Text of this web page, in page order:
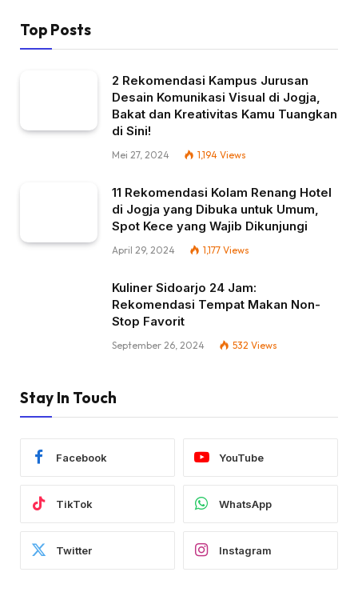
Top Posts
2 Rekomendasi Kampus Jurusan
Desain Komunikasi Visual di Jogja,
Bakat dan Kreativitas Kamu Tuangkan
di Sini!
Mei 27, 2024 1,194 Views
11 Rekomendasi Kolam Renang Hotel
di Jogja yang Dibuka untuk Umum,
Spot Kece yang Wajib Dikunjungi
April 29, 2024 1,177 Views
Kuliner Sidoarjo 24 Jam:
Rekomendasi Tempat Makan Non-
Stop Favorit
September 26, 2024 532 Views
Stay In Touch
Facebook YouTube
TikTok WhatsApp
Twitter Instagram